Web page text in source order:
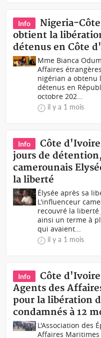
Info
Nigeria-
obtient la
détenus en Côte
Mme Bianca
Affaires
nigérian a obtenu
détenus en
octobre 202...
il y a 1 mois
Info
Côte
jours de
camerounais
la liberté
Élysée après sa
L'influenceur
recouvré la
ainsi un terme à
qui avaient...
il y a 1 mois
Info
Côte d'Ivoire
Agents des
pour la libération
condamnés à 12
L'Association des
Affaires Maritimes